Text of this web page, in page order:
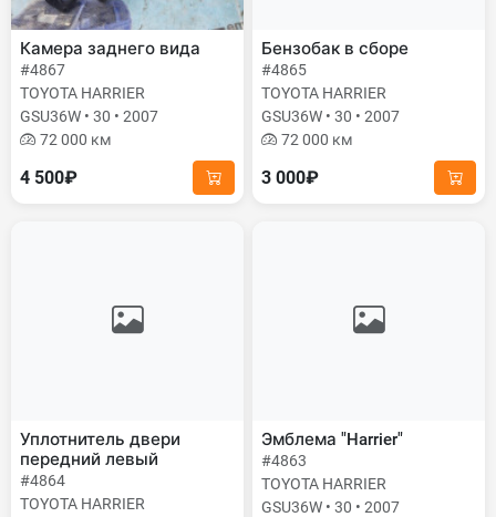
Камера заднего вида
#4867
TOYOTA HARRIER
GSU36W • 30 • 2007
72 000 км
4 500₽
Бензобак в сборе
#4865
TOYOTA HARRIER
GSU36W • 30 • 2007
72 000 км
3 000₽
Уплотнитель двери
передний левый
#4864
TOYOTA HARRIER
Эмблема "Harrier"
#4863
TOYOTA HARRIER
GSU36W • 30 • 2007